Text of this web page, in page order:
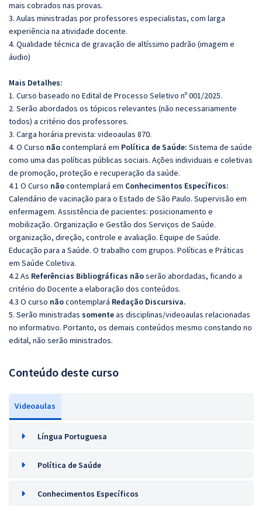
mais cobrados nas provas.
3. Aulas ministradas por professores especialistas, com larga
experiência na atividade docente.
4. Qualidade técnica de gravação de altíssimo padrão (imagem e
áudio)
Mais Detalhes:
1. Curso baseado no Edital de Processo Seletivo nº 001/2025.
2. Serão abordados os tópicos relevantes (não necessariamente
todos) a critério dos professores.
3. Carga horária prevista: videoaulas 870.
4. O Curso nãocontemplará em Política de Saúde: Sistema de saúde
como uma das políticas públicas sociais. Ações individuais e coletivas
de promoção, proteção e recuperação da saúde.
4.1 O Curso nãocontemplará em Conhecimentos Específicos:
Calendário de vacinação para o Estado de São Paulo. Supervisão em
enfermagem. Assistência de pacientes: posicionamento e
mobilização. Organização e Gestão dos Serviços de Saúde.
organização, direção, controle e avaliação. Equipe de Saúde.
Educação para a Saúde. O trabalho com grupos. Políticas e Práticas
em Saúde Coletiva.
4.2 As Referências Bibliográficas nãoserão abordadas, ficando a
critério do Docente a elaboração dos conteúdos.
4.3 O curso nãocontemplará Redação Discursiva.
5. Serão ministradas somenteas disciplinas/videoaulas relacionadas
no informativo. Portanto, os demais conteúdos mesmo constando no
edital, não serão ministrados.
Conteúdo deste curso
Videoaulas
Língua Portuguesa
Política de Saúde
Conhecimentos Específicos